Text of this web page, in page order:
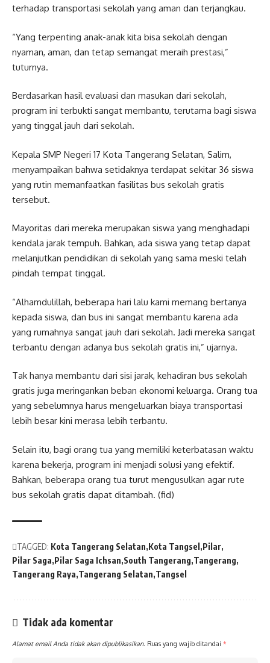
terhadap transportasi sekolah yang aman dan terjangkau.
“Yang terpenting anak-anak kita bisa sekolah dengan
nyaman, aman, dan tetap semangat meraih prestasi,”
tuturnya.
Berdasarkan hasil evaluasi dan masukan dari sekolah,
program ini terbukti sangat membantu, terutama bagi siswa
yang tinggal jauh dari sekolah.
Kepala SMP Negeri 17 Kota Tangerang Selatan, Salim,
menyampaikan bahwa setidaknya terdapat sekitar 36 siswa
yang rutin memanfaatkan fasilitas bus sekolah gratis
tersebut.
Mayoritas dari mereka merupakan siswa yang menghadapi
kendala jarak tempuh. Bahkan, ada siswa yang tetap dapat
melanjutkan pendidikan di sekolah yang sama meski telah
pindah tempat tinggal.
“Alhamdulillah, beberapa hari lalu kami memang bertanya
kepada siswa, dan bus ini sangat membantu karena ada
yang rumahnya sangat jauh dari sekolah. Jadi mereka sangat
terbantu dengan adanya bus sekolah gratis ini,” ujarnya.
Tak hanya membantu dari sisi jarak, kehadiran bus sekolah
gratis juga meringankan beban ekonomi keluarga. Orang tua
yang sebelumnya harus mengeluarkan biaya transportasi
lebih besar kini merasa lebih terbantu.
Selain itu, bagi orang tua yang memiliki keterbatasan waktu
karena bekerja, program ini menjadi solusi yang efektif.
Bahkan, beberapa orang tua turut mengusulkan agar rute
bus sekolah gratis dapat ditambah. (fid)
TAGGED: Kota Tangerang Selatan Kota Tangsel Pilar
Pilar Saga Pilar Saga Ichsan South Tangerang Tangerang
Tangerang Raya Tangerang Selatan Tangsel
Tidak ada komentar
Alamat email Anda tidak akan dipublikasikan. Ruas yang wajib ditandai *